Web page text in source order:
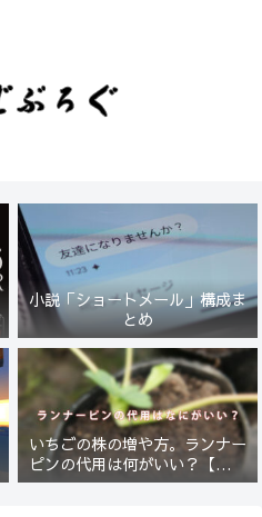
小説「ショートメール」構成ま
とめ
いちごの株の増や方。ランナー
ピンの代用は何がいい？【５年
放置したイチゴは復活するの